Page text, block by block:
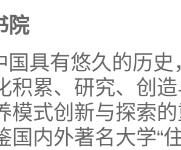
院
国具有悠久的历
积累、研究、创
模式创新与探索
国内外著名大学“